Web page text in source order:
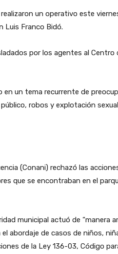
un operativo este
Luis Franco Bidó.
por los agentes al Centro
un tema recurrente de
robos y explotación
(Conani) rechazó las
que se encontraban en el
municipal actuó de “manera
abordaje de casos de niños,
de la Ley 136-03, Código